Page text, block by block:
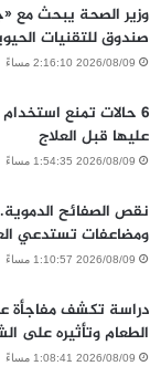
وزير الصحة يبحث مع
صندوق للتقنيات
2026/08/09 2:16:10 مساءً
6 حالات تمنع
عليها قبل العلاج
2026/08/09 1:54:35 مساءً
نقص الصفائح
ومضاعفات تستدعي
2026/08/09 1:10:57 مساءً
دراسة تكشف مفاجأة
الطعام وتأثيره على
2026/08/09 1:08:41 مساءً